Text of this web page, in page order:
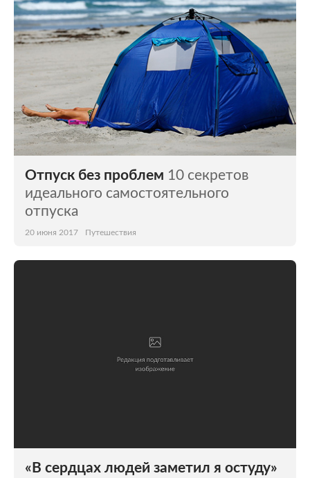
Отпуск без проблем 10 секретов
идеального самостоятельного
отпуска
20 июня 2017 Путешествия
«В сердцах людей заметил я остуду»